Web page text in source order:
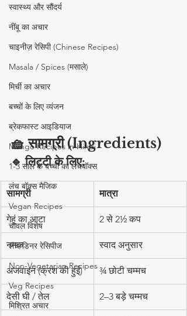
स्वास्थ्य और सौंदर्य
नींबू का अचार
चाइनीज़ रेसिपी (Chinese Recipes)
Masala / Spices (मसाले)
मिर्ची का अचार
बच्चों के लिए व्यंजन
ब्रेकफास्ट आइडियाज
Mango Recipes in Hindi
1-3 साल के बच्चों का लंचबॉक्स
लंच बॉक्स मैजिक
Vegan Recipes
चावल विशेष
लंच/डिनर रेसिपीज
Non-Vegetarian Recipes
Veg Recipes
मिश्रित अचार
🧺 सामग्री (Ingredients)
🔹 लिट्टी के लिए:
सामग्री मात्रा
गेहूं का आटा 2 से 2½ कप
नमक स्वाद अनुसार
अजवाइन (क्रश की हुई) ¾ छोटी चम्मच
देसी घी / तेल 2–3 बड़े चम्मच